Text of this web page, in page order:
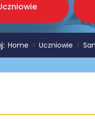
Home > Uczniowie >